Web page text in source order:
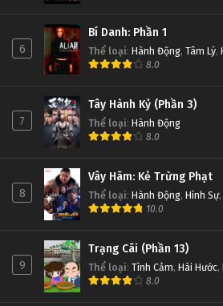
6
Bí Danh: Phần 1
Thể loại: Hành Động, Tâm Lý,
8.0
7
Tây Hành Kỷ (Phần 3)
Thể loại: Hành Động
8.0
8
Vây Hãm: Kẻ Trừng Phạt
Thể loại: Hành Động, Hình Sự,
10.0
9
Trạng Cãi (Phần 13)
Thể loại: Tình Cảm, Hài Hước,
8.0